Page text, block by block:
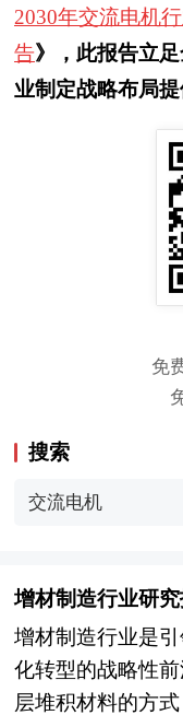
2030年交流电机
告》，此报告立
业制定战略布局提
免
搜索
交流电机
增材制造行业研
增材制造行业是
化转型的战略性
层堆积材料的方